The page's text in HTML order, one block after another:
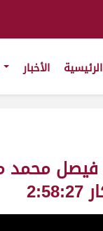
الرئيسية الأخبار